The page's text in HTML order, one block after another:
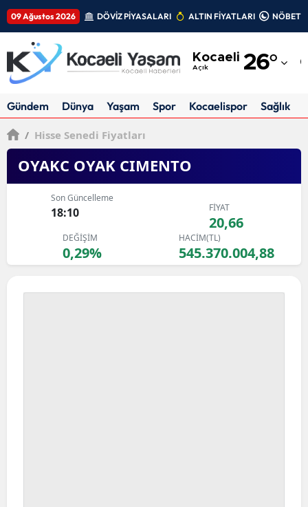
09 Ağustos 2026 DÖVİZ PİYASALARI ALTIN FİYATLARI
Kocaeli
Açık 26°
Adıyaman
Ankara
Antalya
Artvin
Aydın
Balıkesir
Gündem Dünya Yaşam Spor Kocaelispor Sağlık
/ Hisse Senedi Fiyatları
OYAKC OYAK CIMENTO
Son Güncelleme
18:10 FİYAT
20,66
DEĞİŞİM
0,29%
HACİM(TL)
545.370.004,88